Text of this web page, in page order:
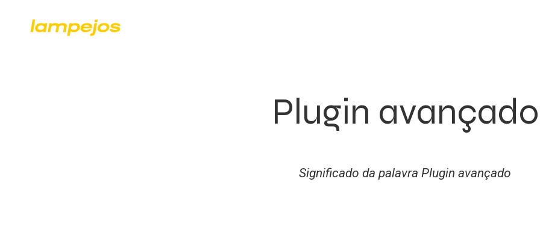
Plugin avançado
Significado da palavra Plugin avançado